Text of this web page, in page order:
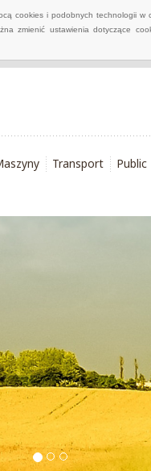
cookies i podobnych technologii
zmienić ustawienia dotyczące
Transport